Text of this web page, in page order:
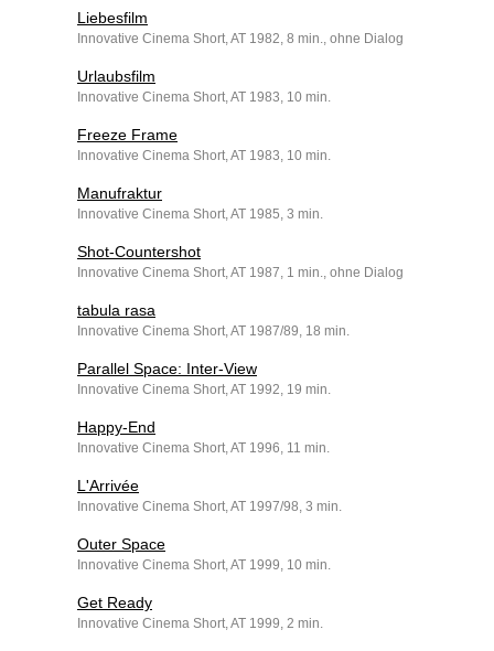
Liebesfilm
Innovative Cinema Short, AT 1982, 8 min., ohne Dialog
Urlaubsfilm
Innovative Cinema Short, AT 1983, 10 min.
Freeze Frame
Innovative Cinema Short, AT 1983, 10 min.
Manufraktur
Innovative Cinema Short, AT 1985, 3 min.
Shot-Countershot
Innovative Cinema Short, AT 1987, 1 min., ohne Dialog
tabula rasa
Innovative Cinema Short, AT 1987/89, 18 min.
Parallel Space: Inter-View
Innovative Cinema Short, AT 1992, 19 min.
Happy-End
Innovative Cinema Short, AT 1996, 11 min.
L'Arrivée
Innovative Cinema Short, AT 1997/98, 3 min.
Outer Space
Innovative Cinema Short, AT 1999, 10 min.
Get Ready
Innovative Cinema Short, AT 1999, 2 min.